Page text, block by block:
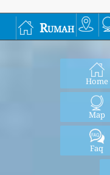
Rumah
Home
Map
Faq